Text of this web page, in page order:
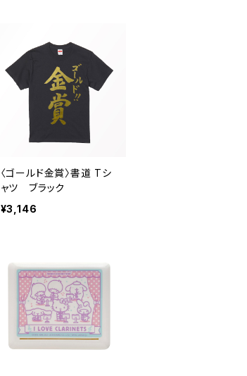
〈ゴールド金賞〉書道 Tシ
ャツ ブラック
¥3,146